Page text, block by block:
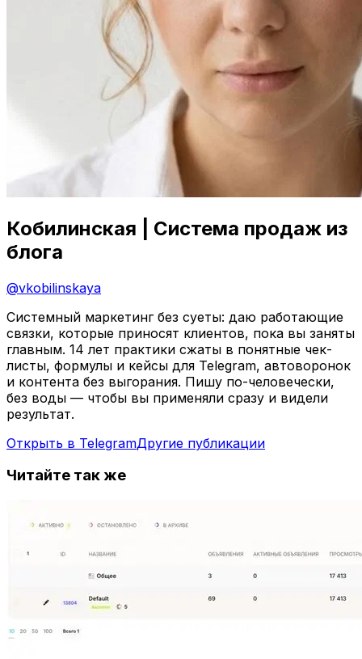
Кобилинская | Система продаж из
блога
@vkobilinskaya
Системный маркетинг без суеты: даю работающие
связки, которые приносят клиентов, пока вы заняты
главным. 14 лет практики сжаты в понятные чек-
листы, формулы и кейсы для Telegram, автоворонок
и контента без выгорания. Пишу по-человечески,
без воды — чтобы вы применяли сразу и видели
результат.
Открыть в TelegramДругие публикации
Читайте так же